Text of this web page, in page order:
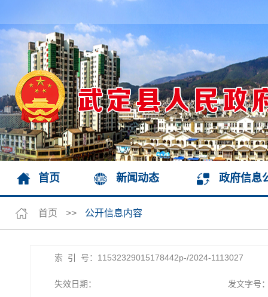
首页 新闻动态 政府信息
首页 >> 公开信息内容
索 引 号：11532329015178442p-/2024-1113027
失效日期： 发文字号